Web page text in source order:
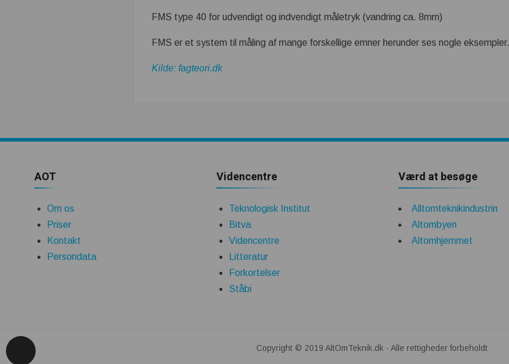
FMS type 40 for udvendigt og indvendigt måletryk (vandring ca. 8mm)
FMS er et system til måling af mange forskellige emner herunder ses nogle eksempler.
Kilde: fagteori.dk
AOT
Om os
Priser
Kontakt
Persondata
Videncentre
Teknologisk Institut
Bitva
Videncentre
Litteratur
Forkortelser
Ståbi
Værd at besøge
Alltomteknikindustrin
Altombyen
Altomhjemmet
Copyright © 2019 AltOmTeknik.dk - Alle rettigheder forbeholdt